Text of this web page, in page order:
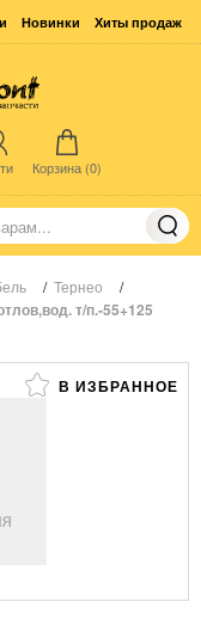
Новинки Хиты продаж
Корзина (0)
/ Тернео /
т/п.-55+125
В ИЗБРАННОЕ